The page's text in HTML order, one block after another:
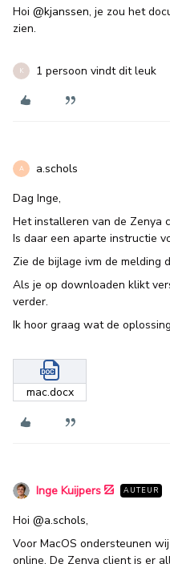
Hoi @kjanssen, je zou het
zien.
K 1 persoon vindt dit leuk
A a.schols
Dag Inge,
Het installeren van de Zenya
Is daar een aparte instructie
Zie de bijlage ivm de melding
Als je op downloaden klikt
verder.
Ik hoor graag wat de
mac.docx
Inge Kuijpers AUTEUR
Hoi @a.schols,
Voor MacOS ondersteunen
online. De Zenya client is er